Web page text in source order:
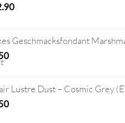
Geschmacksfondant
Lustre Dust – Cosmic Grey